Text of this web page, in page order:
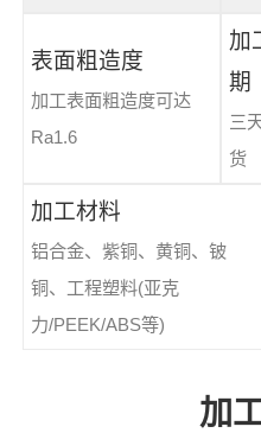
表面粗造度
加工表面粗造度可达
Ra1.6
加
期
三
货
加工材料
铝合金、紫铜、黄铜、铍
铜、工程塑料(亚克
力/PEEK/ABS等)
加